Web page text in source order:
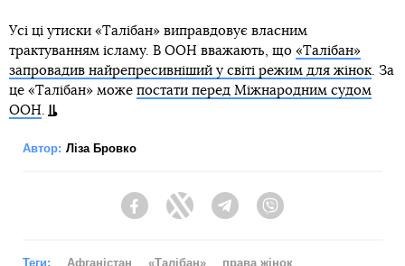
Усі ці утиски «Талібан» виправдовує власним
трактуванням ісламу. В ООН вважають, що «Талібан»
запровадив найрепресивніший у світі режим для жінок. За
це «Талібан» може постати перед Міжнародним судом
ООН.
Автор: Ліза Бровко
FacebookTwitter Telegram
Теги: Афганістан «Талібан» права жінок